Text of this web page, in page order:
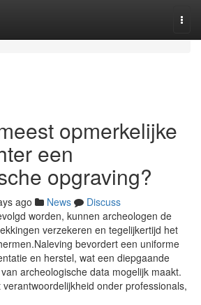
opmerkelijke
een
opgraving?
ago News
Discuss
worden, kunnen archeologen de
verzekeren en tegelijkertijd het
bevordert een uniforme
en herstel, wat een diepgaande
archeologische data mogelijk maakt.
onder professionals,